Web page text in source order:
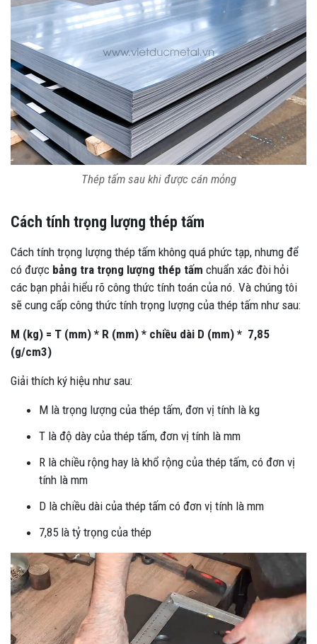
Thép tấm sau khi được cán mỏng
Cách tính trọng lượng thép tấm
Cách tính trọng lượng thép tấm không quá phức tạp, nhưng để
có được bảng tra trọng lượng thép tấm chuẩn xác đòi hỏi
các bạn phải hiểu rõ công thức tính toán của nó. Và chúng tôi
sẽ cung cấp công thức tính trọng lượng của thép tấm như sau:
M (kg) = T (mm) * R (mm) * chiều dài D (mm) * 7,85
(g/cm3)
Giải thích ký hiệu như sau:
M là trọng lượng của thép tấm, đơn vị tính là kg
T là độ dày của thép tấm, đơn vị tính là mm
R là chiều rộng hay là khổ rộng của thép tấm, có đơn vị
tính là mm
D là chiều dài của thép tấm có đơn vị tính là mm
7,85 là tỷ trọng của thép